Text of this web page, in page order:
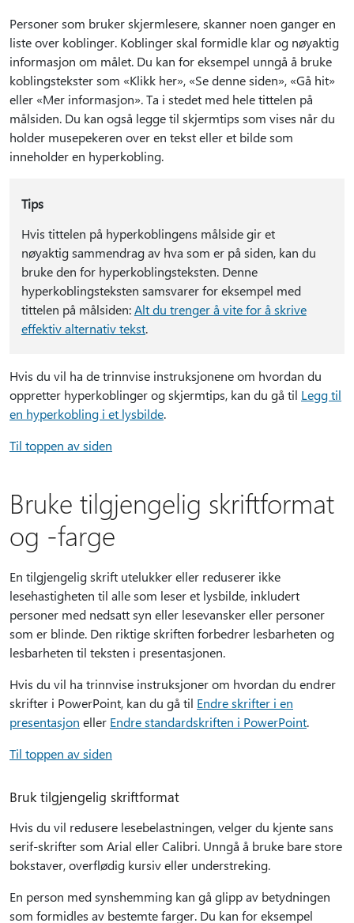
Personer som bruker skjermlesere, skanner noen ganger en
liste over koblinger. Koblinger skal formidle klar og nøyaktig
informasjon om målet. Du kan for eksempel unngå å bruke
koblingstekster som «Klikk her», «Se denne siden», «Gå hit»
eller «Mer informasjon». Ta i stedet med hele tittelen på
målsiden. Du kan også legge til skjermtips som vises når du
holder musepekeren over en tekst eller et bilde som
inneholder en hyperkobling.
Tips
Hvis tittelen på hyperkoblingens målside gir et
nøyaktig sammendrag av hva som er på siden, kan du
bruke den for hyperkoblingsteksten. Denne
hyperkoblingsteksten samsvarer for eksempel med
tittelen på målsiden:Alt du trenger å vite for å skrive
effektiv alternativ tekst.
Hvis du vil ha de trinnvise instruksjonene om hvordan du
oppretter hyperkoblinger og skjermtips, kan du gå til Legg til
en hyperkobling i et lysbilde.
Til toppen av siden
Bruke tilgjengelig skriftformat
og -farge
En tilgjengelig skrift utelukker eller reduserer ikke
lesehastigheten til alle som leser et lysbilde, inkludert
personer med nedsatt syn eller lesevansker eller personer
som er blinde. Den riktige skriften forbedrer lesbarheten og
lesbarheten til teksten i presentasjonen.
Hvis du vil ha trinnvise instruksjoner om hvordan du endrer
skrifter i PowerPoint, kan du gå til Endre skrifter i en
presentasjon eller Endre standardskriften i PowerPoint.
Til toppen av siden
Bruk tilgjengelig skriftformat
Hvis du vil redusere lesebelastningen, velger du kjente sans
serif-skrifter som Arial eller Calibri. Unngå å bruke bare store
bokstaver, overflødig kursiv eller understreking.
En person med synshemming kan gå glipp av betydningen
som formidles av bestemte farger. Du kan for eksempel